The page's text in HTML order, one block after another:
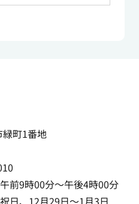
町1番地
前9時00分～午後4時00分